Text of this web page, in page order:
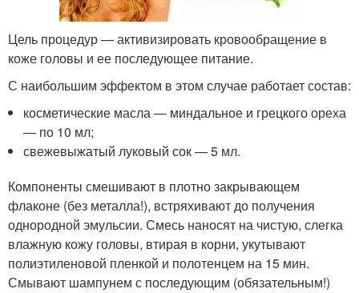
Цель процедур — активизировать кровообращение в
коже головы и ее последующее питание.
С наибольшим эффектом в этом случае работает состав:
косметические масла — миндальное и грецкого ореха
— по 10 мл;
свежевыжатый луковый сок — 5 мл.
Компоненты смешивают в плотно закрывающем
флаконе (без металла!), встряхивают до получения
однородной эмульсии. Смесь наносят на чистую, слегка
влажную кожу головы, втирая в корни, укутывают
полиэтиленовой пленкой и полотенцем на 15 мин.
Смывают шампунем с последующим (обязательным!)